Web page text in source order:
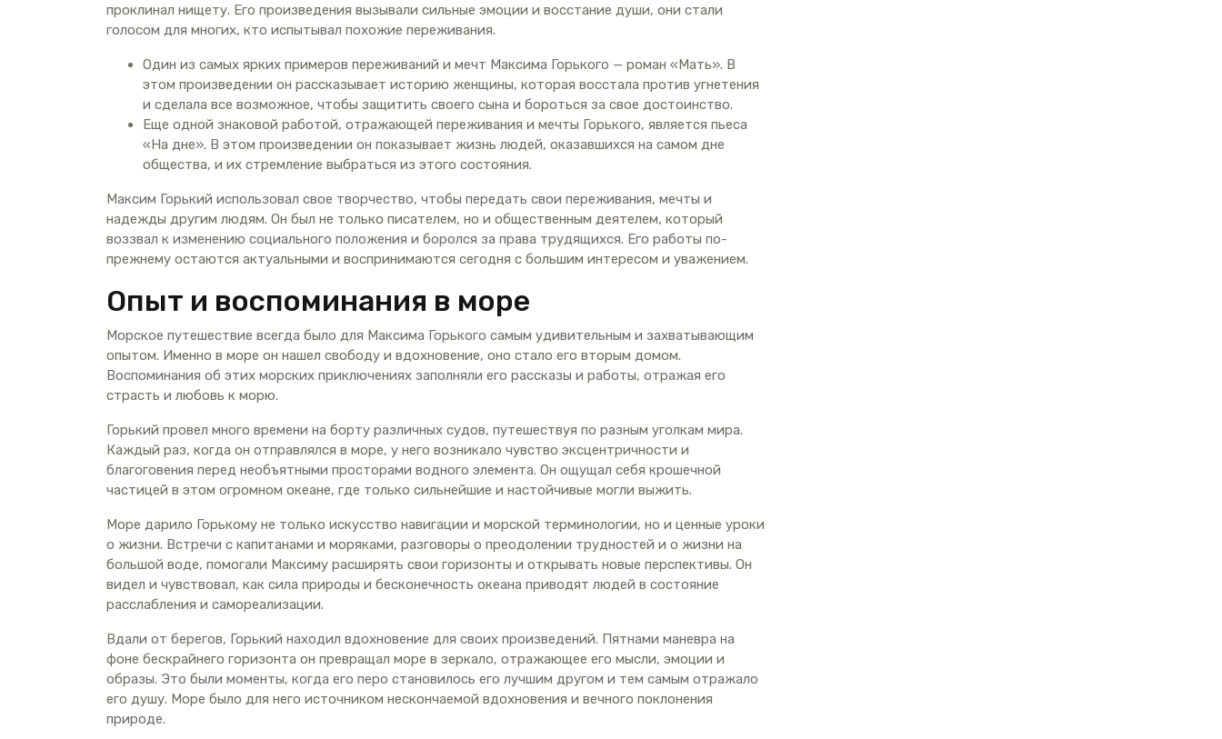
проклинал нищету. Его произведения вызывали сильные эмоции и восстание души, они стали
голосом для многих, кто испытывал похожие переживания.
Один из самых ярких примеров переживаний и мечт Максима Горького — роман «Мать». В
этом произведении он рассказывает историю женщины, которая восстала против угнетения
и сделала все возможное, чтобы защитить своего сына и бороться за свое достоинство.
Еще одной знаковой работой, отражающей переживания и мечты Горького, является пьеса
«На дне». В этом произведении он показывает жизнь людей, оказавшихся на самом дне
общества, и их стремление выбраться из этого состояния.
Максим Горький использовал свое творчество, чтобы передать свои переживания, мечты и
надежды другим людям. Он был не только писателем, но и общественным деятелем, который
воззвал к изменению социального положения и боролся за права трудящихся. Его работы по-
прежнему остаются актуальными и воспринимаются сегодня с большим интересом и уважением.
Опыт и воспоминания в море
Морское путешествие всегда было для Максима Горького самым удивительным и захватывающим
опытом. Именно в море он нашел свободу и вдохновение, оно стало его вторым домом.
Воспоминания об этих морских приключениях заполняли его рассказы и работы, отражая его
страсть и любовь к морю.
Горький провел много времени на борту различных судов, путешествуя по разным уголкам мира.
Каждый раз, когда он отправлялся в море, у него возникало чувство эксцентричности и
благоговения перед необъятными просторами водного элемента. Он ощущал себя крошечной
частицей в этом огромном океане, где только сильнейшие и настойчивые могли выжить.
Море дарило Горькому не только искусство навигации и морской терминологии, но и ценные уроки
о жизни. Встречи с капитанами и моряками, разговоры о преодолении трудностей и о жизни на
большой воде, помогали Максиму расширять свои горизонты и открывать новые перспективы. Он
видел и чувствовал, как сила природы и бесконечность океана приводят людей в состояние
расслабления и самореализации.
Вдали от берегов, Горький находил вдохновение для своих произведений. Пятнами маневра на
фоне бескрайнего горизонта он превращал море в зеркало, отражающее его мысли, эмоции и
образы. Это были моменты, когда его перо становилось его лучшим другом и тем самым отражало
его душу. Море было для него источником нескончаемой вдохновения и вечного поклонения
природе.